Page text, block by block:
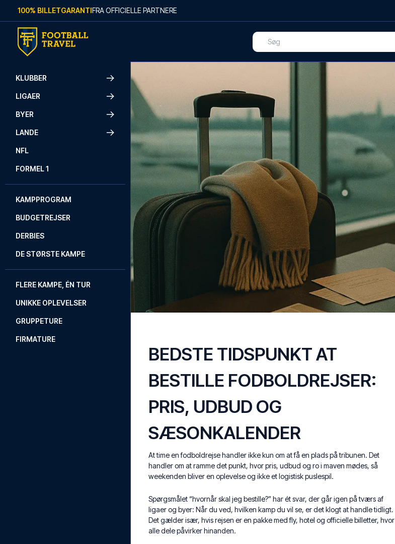
Skip to content
100% BILLETGARANTIFRA OFFICIELLE PARTNERE
KLUBBER
LIGAER
BYER
LANDE
NFL
FORMEL 1
KAMPPROGRAM
BUDGETREJSER
DERBIES
DE STØRSTE KAMPE
FLERE KAMPE, ÉN TUR
UNIKKE OPLEVELSER
GRUPPETURE
FIRMATURE
BEDSTE TIDSPUNKT AT
BESTILLE FODBOLDREJSER:
PRIS, UDBUD OG
SÆSONKALENDER
At time en fodboldrejse handler ikke kun om at få en plads på tribunen. Det
handler om at ramme det punkt, hvor pris, udbud og ro i maven mødes, så
weekenden bliver en oplevelse og ikke et logistisk puslespil.
Spørgsmålet “hvornår skal jeg bestille?” har ét svar, der går igen på tværs af
ligaer og byer: Når du ved, hvilken kamp du vil se, er det klogt at handle tidligt.
Det gælder især, hvis rejsen er en pakke med fly, hotel og officielle billetter, hvor
alle dele påvirker hinanden.